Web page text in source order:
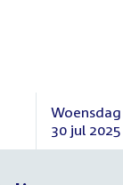
Woensdag
30 jul 2025
Woensdag